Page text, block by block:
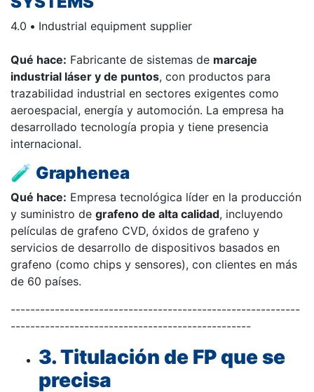
4.0 • Industrial equipment supplier
Qué hace: Fabricante de sistemas de marcaje
industrial láser y de puntos, con productos para
trazabilidad industrial en sectores exigentes como
aeroespacial, energía y automoción. La empresa ha
desarrollado tecnología propia y tiene presencia
internacional.
🧪 Graphenea
Qué hace: Empresa tecnológica líder en la producción
y suministro de grafeno de alta calidad, incluyendo
películas de grafeno CVD, óxidos de grafeno y
servicios de desarrollo de dispositivos basados en
grafeno (como chips y sensores), con clientes en más
de 60 países.
-----------------------------------------------------------
-------------------------------------------------
3. Titulación de FP que se
precisa